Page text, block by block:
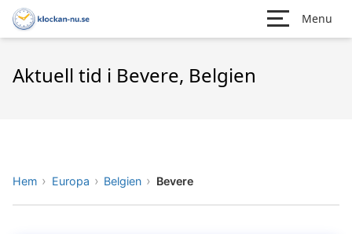
Menu
Aktuell tid i Bevere, Belgien
Hem Europa Belgien Bevere